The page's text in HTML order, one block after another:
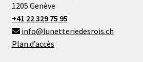
1205 Genève
+41 22 329 75 95
info@lunetteriedesrois.ch
Plan d’accès